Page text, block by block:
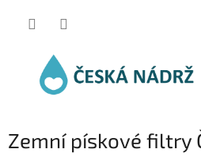
Zemní pískové filtry